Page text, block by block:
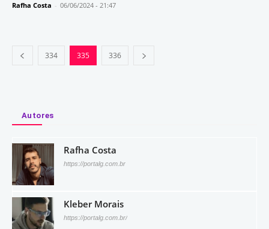
Rafha Costa - 06/06/2024 - 21:47
334 335 336
Autores
Rafha Costa
https://portalg.com.br
Kleber Morais
https://portalg.com.br/